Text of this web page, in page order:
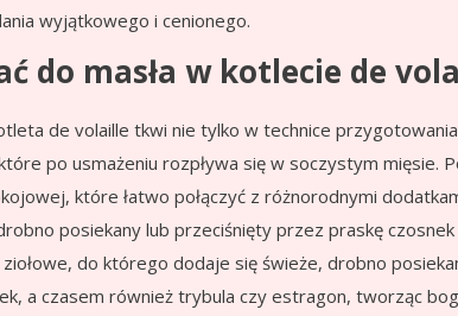
wyjątkowego i cenionego.
do masła w kotlecie de
de volaille tkwi nie tylko w technice
po usmażeniu rozpływa się w soczystym mięsie.
które łatwo połączyć z różnorodnymi
posiekany lub przeciśnięty przez praskę
do którego dodaje się świeże, drobno
a czasem również trybula czy estragon, tworząc